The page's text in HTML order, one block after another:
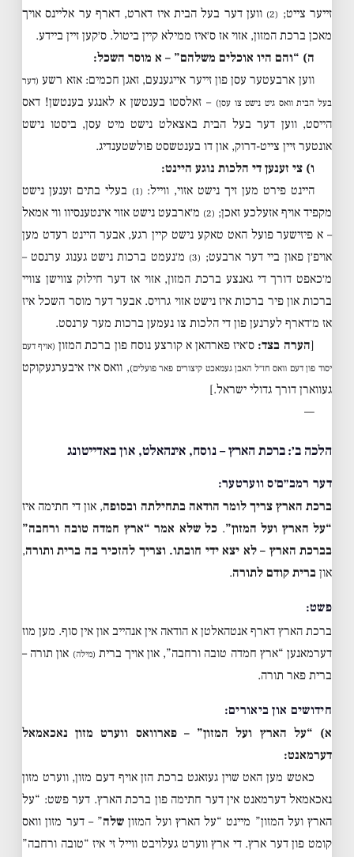
זייער צייט; (2)
ווען דער בעל הבית איז דארט, דארף ער אליינס אויך
מאכן ברכת המזון, אזוי אז ס׳איז ממילא קיין ביטול. ס׳קען זיין ביידע.
ה) “והם היו אוכלים משלהם” – א מוסר השכל:
ווען ארבעטער עסן פון זייער אייגענעם, זאגן חכמים: אזא רשע (דער
בעל הבית וואס גיט נישט צו עסן) – זאלסטו בענטשן א לאנגע בענטשן! דאס
הייסט, ווען דער בעל הבית באצאלט נישט מיט עסן, ביסטו נישט
אונטער זיין צייט-דרוק, און דו בענטשסט פולשטענדיג.
ו) צי זענען די הלכות נוגע היינט:
היינט פירט מען זיך נישט אזוי, ווייל: (1)
בעלי בתים זענען נישט
מקפיד אויף אזעלכע זאכן; (2)
מ׳ארבעט נישט אזוי אינטענסיוו ווי אמאל
– א פיזישער פועל האט טאקע נישט קיין רגע, אבער היינט רעדט מען
אויפ׳ן פאון ביי דער ארבעט; (3)
מ׳נעמט ברכות נישט גענוג ערנסט –
מ׳כאפט דורך די גאנצע ברכת המזון, אזוי אז דער חילוק צווישן צוויי
ברכות און פיר ברכות איז נישט אזוי גרויס. אבער דער מוסר השכל איז
אז מ׳דארף לערנען פון די הלכות צו נעמען ברכות מער ערנסט.
[הערה בצד: ס׳איז פארהאן א קורצע נוסח פון ברכת המזון (אויף דעם
יסוד פון דעם וואס חז״ל האבן געמאכט קיצורים פאר פועלים), וואס איז איבערגעקוקט
געווארן דורך גדולי ישראל.]
—
הלכה ב׳: ברכת הארץ – נוסח, אינהאלט, און באדייטונג
דער רמב״ם׳ס ווערטער:
ברכת הארץ צריך לומר הודאה בתחילתה ובסופה, און די חתימה איז
“על הארץ ועל המזון”. כל שלא אמר “ארץ חמדה טובה ורחבה”
בברכת הארץ – לא יצא ידי חובתו. וצריך להזכיר בה ברית ותורה,
און ברית קודם לתורה.
פשט:
ברכת הארץ דארף אנטהאלטן א הודאה אין אנהייב און אין סוף. מען מוז
דערמאנען “ארץ חמדה טובה ורחבה”, און אויך ברית (מילה) און תורה –
ברית פאר תורה.
חידושים און ביאורים:
א) “על הארץ ועל המזון” – פארוואס ווערט מזון נאכאמאל
דערמאנט:
כאטש מען האט שוין געזאגט ברכת הזן אויף דעם מזון, ווערט מזון
נאכאמאל דערמאנט אין דער חתימה פון ברכת הארץ. דער פשט: “על
הארץ ועל המזון” מיינט “על הארץ ועל המזון שלה” – דער מזון וואס
קומט פון דער ארץ. די ארץ ווערט געלויבט ווייל זי איז “טובה ורחבה”